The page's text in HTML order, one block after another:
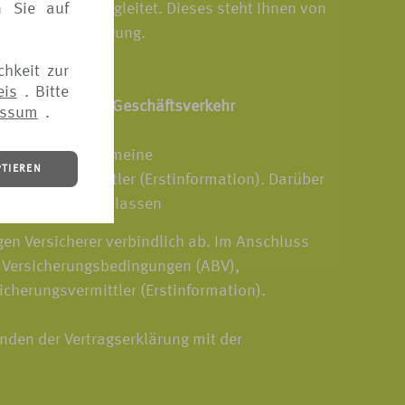
Sie auf
zur
. Bitte
.
VERS[4u] begleitet. Dieses steht Ihnen von
zur Verfügung.
Geschäftsverkehr
Allgemeine
(Erstinformation). Darüber
zusenden zu lassen
Versicherer verbindlich ab. Im Anschluss
(ABV),
(Erstinformation).
der Vertragserklärung mit der